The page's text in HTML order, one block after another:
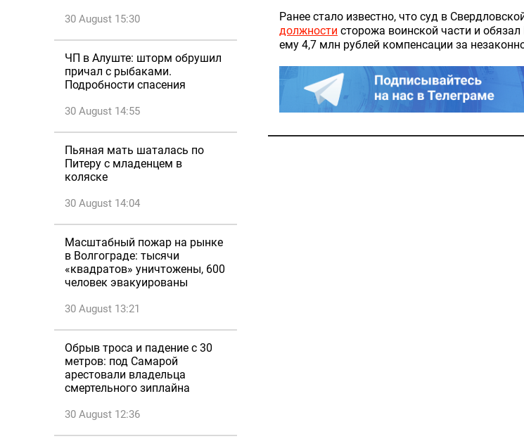
30 August 15:30
ЧП в Алуште: шторм обрушил
причал с рыбаками.
Подробности спасения
30 August 14:55
Пьяная мать шаталась по
Питеру с младенцем в
коляске
30 August 14:04
Масштабный пожар на рынке
в Волгограде: тысячи
«квадратов» уничтожены, 600
человек эвакуированы
30 August 13:21
Обрыв троса и падение с 30
метров: под Самарой
арестовали владельца
смертельного зиплайна
30 August 12:36
Ранее стало известно, что суд в
должности сторожа воинской части и
ему 4,7 млн рублей компенсации за